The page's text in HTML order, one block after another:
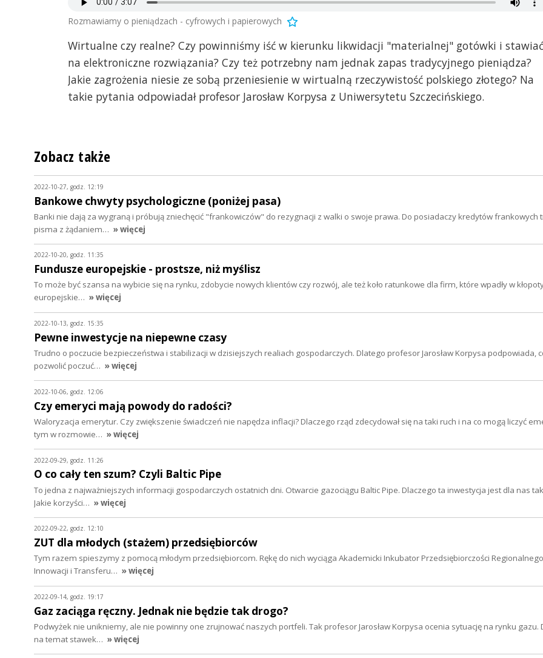
Rozmawiamy o pieniądzach - cyfrowych i papierowych
Wirtualne czy realne? Czy powinniśmy iść w kierunku likwidacji "materialnej" gotówki i stawiać
na elektroniczne rozwiązania? Czy też potrzebny nam jednak zapas tradycyjnego pieniądza?
Jakie zagrożenia niesie ze sobą przeniesienie w wirtualną rzeczywistość polskiego złotego? Na
takie pytania odpowiadał profesor Jarosław Korpysa z Uniwersytetu Szczecińskiego.
Zobacz także
2022-10-27, godz. 12:19
Bankowe chwyty psychologiczne (poniżej pasa)
Banki nie dają za wygraną i próbują zniechęcić "frankowiczów" do rezygnacji z walki o swoje prawa. Do posiadaczy kredytów frankowych
pisma z żądaniem… » więcej
2022-10-20, godz. 11:35
Fundusze europejskie - prostsze, niż myślisz
To może być szansa na wybicie się na rynku, zdobycie nowych klientów czy rozwój, ale też koło ratunkowe dla firm, które wpadły w
europejskie… » więcej
2022-10-13, godz. 15:35
Pewne inwestycje na niepewne czasy
Trudno o poczucie bezpieczeństwa i stabilizacji w dzisiejszych realiach gospodarczych. Dlatego profesor Jarosław Korpysa podpowiada,
pozwolić poczuć… » więcej
2022-10-06, godz. 12:06
Czy emeryci mają powody do radości?
Waloryzacja emerytur. Czy zwiększenie świadczeń nie napędza inflacji? Dlaczego rząd zdecydował się na taki ruch i na co mogą liczyć
tym w rozmowie… » więcej
2022-09-29, godz. 11:26
O co cały ten szum? Czyli Baltic Pipe
To jedna z najważniejszych informacji gospodarczych ostatnich dni. Otwarcie gazociągu Baltic Pipe. Dlaczego ta inwestycja jest dla nas
Jakie korzyści… » więcej
2022-09-22, godz. 12:10
ZUT dla młodych (stażem) przedsiębiorców
Tym razem spieszymy z pomocą młodym przedsiębiorcom. Rękę do nich wyciąga Akademicki Inkubator Przedsiębiorczości
Innowacji i Transferu… » więcej
2022-09-14, godz. 19:17
Gaz zaciąga ręczny. Jednak nie będzie tak drogo?
Podwyżek nie unikniemy, ale nie powinny one zrujnować naszych portfeli. Tak profesor Jarosław Korpysa ocenia sytuację na rynku gazu.
na temat stawek… » więcej